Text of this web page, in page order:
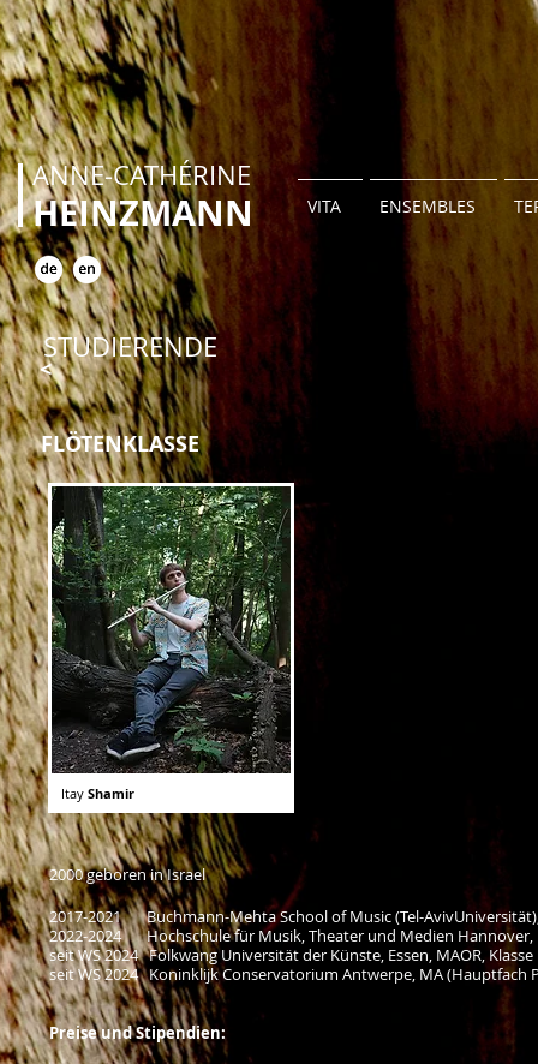
STUDIERENDE
<
FLÖTENKLASSE
Itay Shamir
2000 geboren in Israel
2017-2021 Buchmann-Mehta School of Music (Tel-AvivUniversität),
2022-2024 Hochschule für Musik, Theater und Medien Hannover,
seit WS 2024 Folkwang Universität der Künste, Essen, MAOR,
seit WS 2024 Koninklijk Conservatorium Antwerpe, MA (Hauptfach
Preise und Stipendien:
VITA ENSEMBLES
ANNE-CATHÉRINE
HEINZMANN